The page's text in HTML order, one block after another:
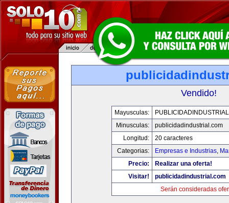
Vendido!
Mayusculas:
Minusculas:
publicidadindustrial.com
Longitud:
20 caracteres
Categorias:
Empresas e Industrias,
Precio:
Realizar una oferta!
Visitar!
publicidadindustrial.com
Serán consideradas